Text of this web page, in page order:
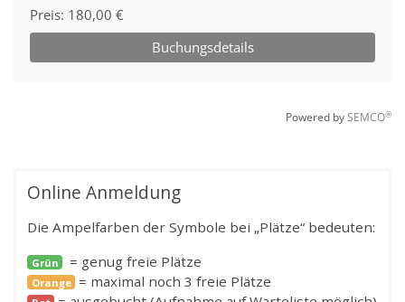
Online Anmeldung
Die Ampelfarben der Symbole bei „Plätze“ bedeuten:
Grün = genug freie Plätze
Orange = maximal noch 3 freie Plätze